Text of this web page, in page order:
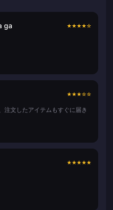
ga ★★★★☆
★★★☆☆
注文したアイテムもすぐに届き
★★★★★